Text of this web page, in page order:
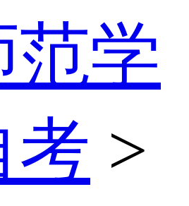
范学
考 >